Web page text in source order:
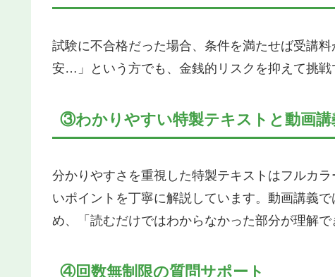
試験に不合格だった場合、条件を満たせば受講
安…」という方でも、金銭的リスクを抑えて挑戦
③わかりやすい特製テキストと動画講
分かりやすさを重視した特製テキストはフルカ
いポイントを丁寧に解説しています。動画講義
め、「読むだけではわからなかった部分が理解で
④回数無制限の質問サポート